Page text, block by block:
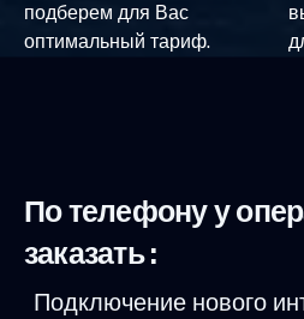
подберем для Вас
оптимальный тариф.
По телефону у
заказать :
Подключение нового